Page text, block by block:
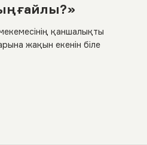
мекемесінің қаншалықты
жақын екенін біле